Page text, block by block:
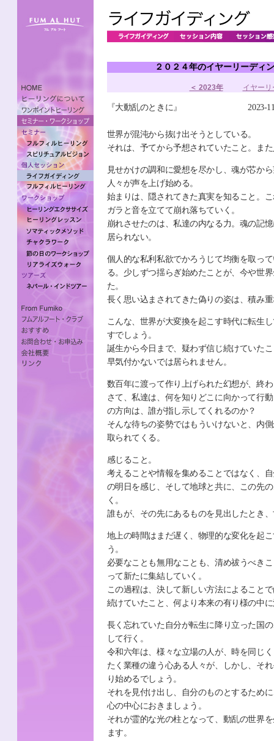
２０２４年のイヤーリーディ
＜ 2023年 イヤー
『大動乱のときに』 2023-
世界が混沌から抜け出そうとしている。
それは、予てから予想されていたこと。ま
見せかけの調和に愛想を尽かし、魂が芯か
人々が声を上げ始める。
始まりは、隠されてきた真実を知ること。
ガラと音を立てて崩れ落ちていく。
崩れさせたのは、私達の内なる力。魂の記
居られない。
個人的な私利私欲でかろうじて均衡を取っ
る。少しずつ揺らぎ始めたことが、今や世
た。
長く思い込まされてきた偽りの姿は、積み
こんな、世界が大変換を起こす時代に転生
すでしょう。
誕生から今日まで、疑わず信じ続けていた
早気付かないでは居られません。
数百年に渡って作り上げられた幻想が、終
さて、私達は、何を知りどこに向かって行
の方向は、誰が指し示してくれるのか？
そんな待ちの姿勢ではもういけないと、内
取られてくる。
感じること。
考えることや情報を集めることではなく、
の明日を感じ、そして地球と共に、この先
く。
誰もが、その先にあるものを見出したとき
地上の時間はまだ遅く、物理的な変化を起
う。
必要なことも無用なことも、清め祓うべき
って新たに集結していく。
この過程は、決して新しい方法によること
続けていたこと、何より本来の有り様の中
長く忘れていた自分が転生に降り立った国
して行く。
令和六年は、様々な立場の人が、時を同じ
たく業種の違う心ある人々が、しかし、そ
り始めるでしょう。
それを見付け出し、自分のものとするため
心の中心におきましょう。
それが霊的な光の柱となって、動乱の世界
ます。